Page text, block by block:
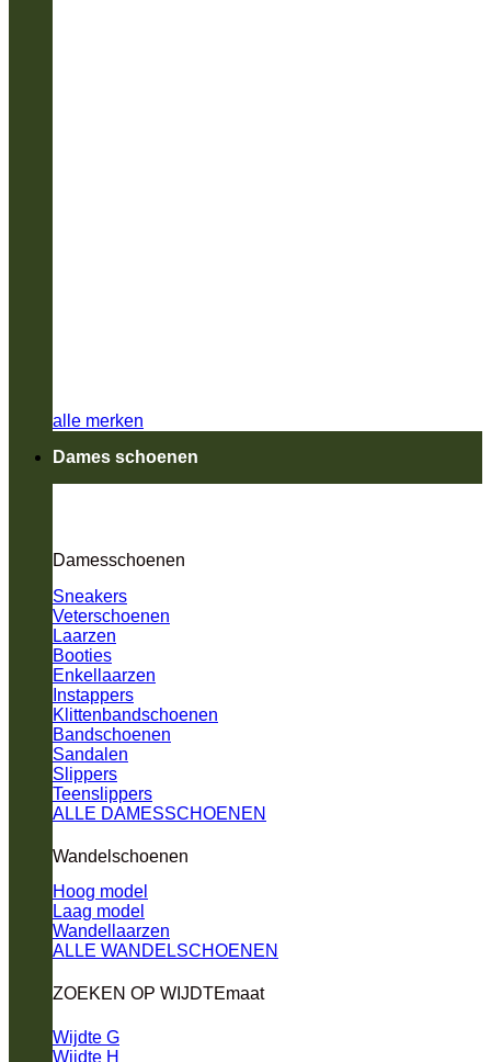
alle merken
Dames schoenen
Damesschoenen
Sneakers
Veterschoenen
Laarzen
Booties
Enkellaarzen
Instappers
Klittenbandschoenen
Bandschoenen
Sandalen
Slippers
Teenslippers
ALLE DAMESSCHOENEN
Wandelschoenen
Hoog model
Laag model
Wandellaarzen
ALLE WANDELSCHOENEN
ZOEKEN OP WIJDTEmaat
Wijdte G
Wijdte H